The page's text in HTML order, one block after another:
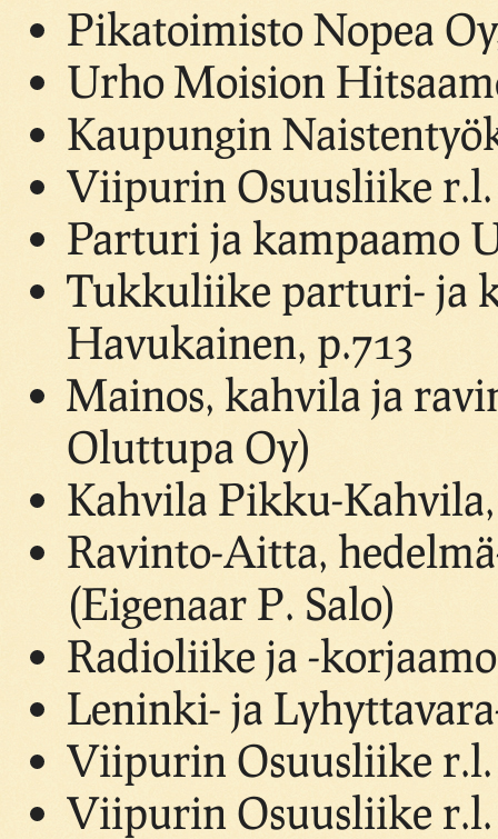
Pikatoimisto Nopea
Urho Moision
Kaupungin
Viipurin Osuusliike r.l.
Parturi ja kampaamo
Tukkuliike parturi- ja
Havukainen, p.713
Mainos, kahvila ja
Oluttupa Oy)
Kahvila Pikku-
Ravinto-Aitta,
(Eigenaar P. Salo)
Radioliike ja -
Leninki- ja
Viipurin Osuusliike r.l.
Viipurin Osuusliike r.l.